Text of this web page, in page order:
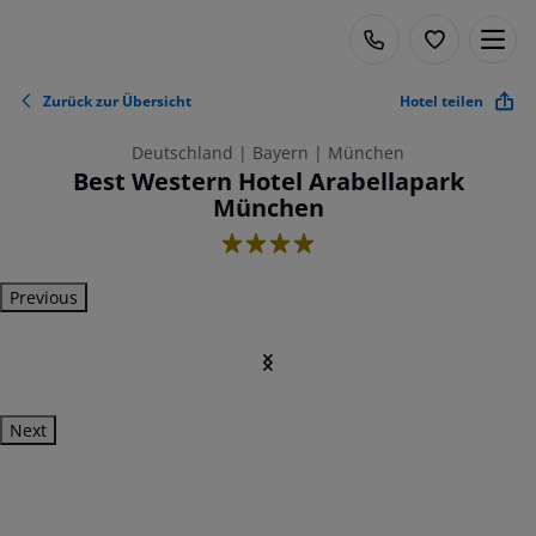
Zurück zur Übersicht Hotel teilen
Deutschland | Bayern | München
Best Western Hotel Arabellapark
München
4
Previous
Next